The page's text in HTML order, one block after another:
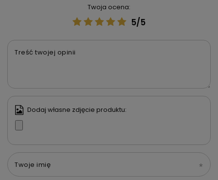
Twoja ocena:
5/5
Treść twojej opinii
Dodaj własne zdjęcie produktu:
Twoje imię